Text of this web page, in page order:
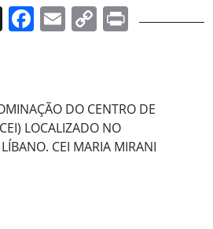
X Facebook
EmailCopyPrint
DO CENTRO DE
LOCALIZADO NO
CEI MARIA MIRANI